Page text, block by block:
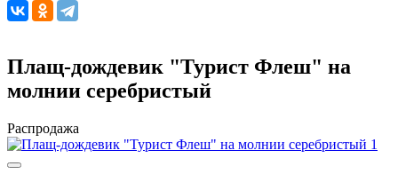
Плащ-дождевик "Турист Флеш" на
молнии серебристый
Распродажа